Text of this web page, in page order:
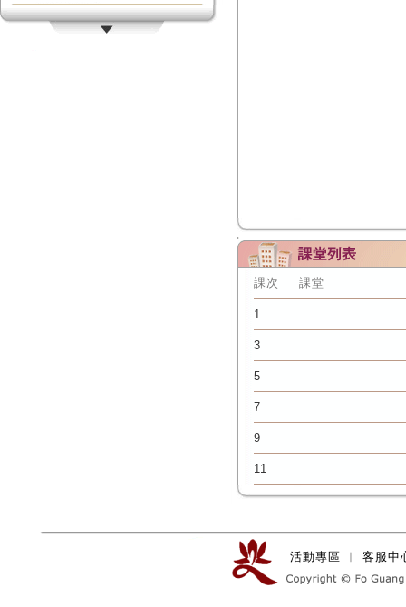
課次 課堂
1
3
5
7
9
11
活動專區 ︱ 客服中